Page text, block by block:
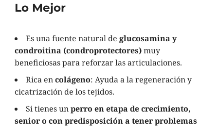
Lo Mejor
Es una fuente natural de glucosamina y
condroitina (condroprotectores)muy
beneficiosas para reforzar las articulaciones.
Rica encolágeno: Ayuda a la regeneración y
cicatrización de los tejidos.
Si tienes unperro en etapa de crecimiento,
senior o con predisposición a tener problemas